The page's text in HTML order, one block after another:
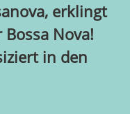
erklingt
Nova!
in den